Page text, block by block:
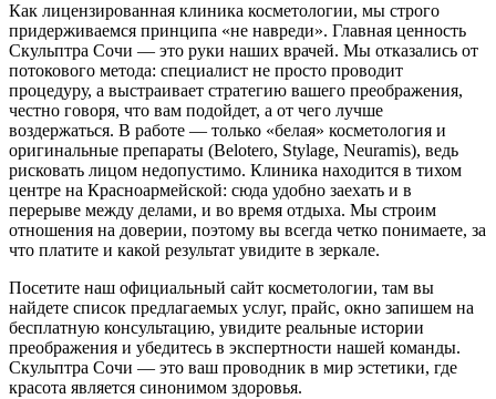
Как лицензированная клиника косметологии, мы строго
придерживаемся принципа «не навреди». Главная ценность
Скульптра Сочи — это руки наших врачей. Мы отказались от
потокового метода: специалист не просто проводит
процедуру, а выстраивает стратегию вашего преображения,
честно говоря, что вам подойдет, а от чего лучше
воздержаться. В работе — только «белая» косметология и
оригинальные препараты (Belotero, Stylage, Neuramis), ведь
рисковать лицом недопустимо. Клиника находится в тихом
центре на Красноармейской: сюда удобно заехать и в
перерыве между делами, и во время отдыха. Мы строим
отношения на доверии, поэтому вы всегда четко понимаете, за
что платите и какой результат увидите в зеркале.
Посетите наш официальный сайт косметологии, там вы
найдете список предлагаемых услуг, прайс, окно запишем на
бесплатную консультацию, увидите реальные истории
преображения и убедитесь в экспертности нашей команды.
Скульптра Сочи — это ваш проводник в мир эстетики, где
красота является синонимом здоровья.